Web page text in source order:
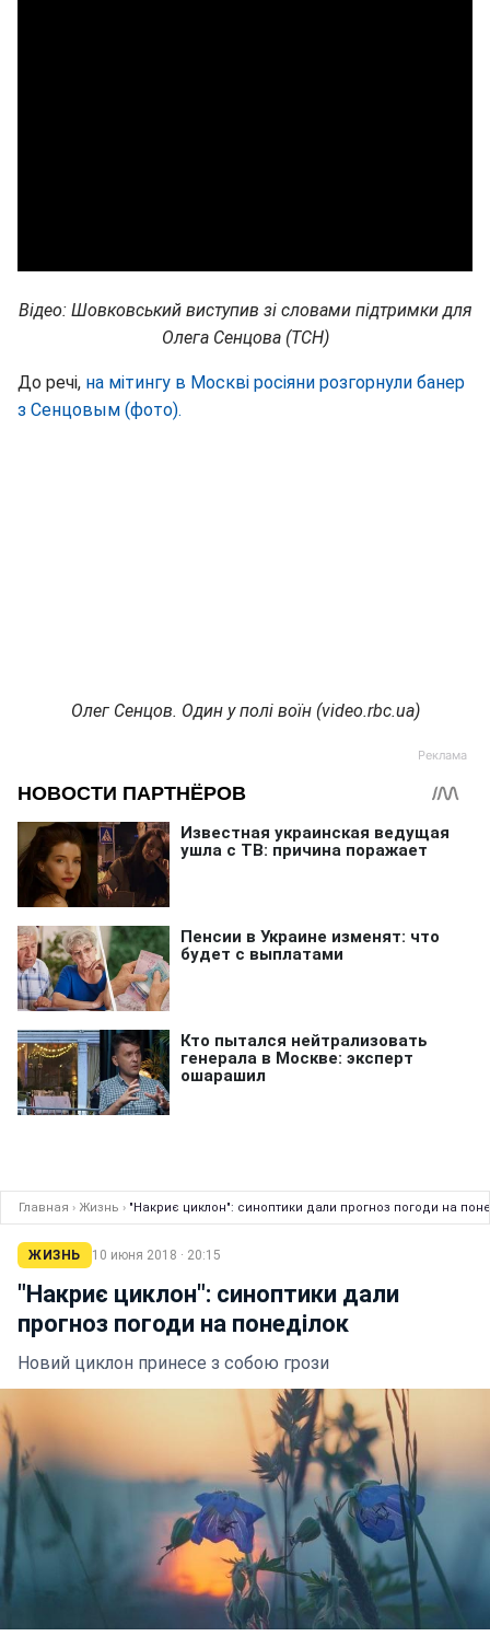
Відео: Шовковський виступив зі словами підтримки для
Олега Сенцова (ТСН)
До речі, на мітингу в Москві росіяни розгорнули банер
з Сенцовым (фото).
Олег Сенцов. Один у полі воїн (video.rbc.ua)
Главная › Жизнь › "Накриє циклон": синоптики дали прогноз погоди на
ЖИЗНЬ 10 июня 2018 · 20:15
"Накриє циклон": синоптики дали
прогноз погоди на понеділок
Новий циклон принесе з собою грози